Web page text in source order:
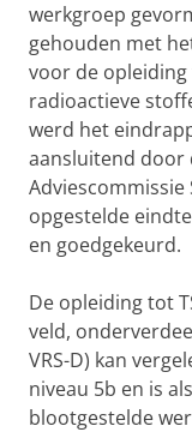
werkgroep
gehouden met
voor de
radioactieve
werd het
aansluitend door
Adviescommissie
opgestelde
en goedgekeurd.
De opleiding tot
veld,
VRS-D) kan
niveau 5b en is
blootgestelde